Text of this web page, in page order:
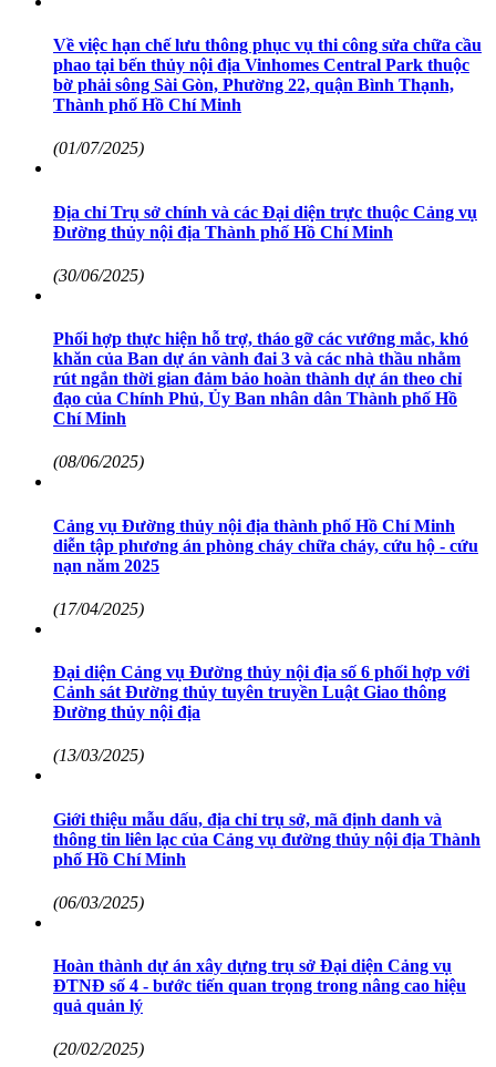
Về việc hạn chế lưu thông phục vụ thi công sửa chữa cầu
phao tại bến thủy nội địa Vinhomes Central Park thuộc
bờ phải sông Sài Gòn, Phường 22, quận Bình Thạnh,
Thành phố Hồ Chí Minh
(01/07/2025)
Địa chỉ Trụ sở chính và các Đại diện trực thuộc Cảng vụ
Đường thủy nội địa Thành phố Hồ Chí Minh
(30/06/2025)
Phối hợp thực hiện hỗ trợ, tháo gỡ các vướng mắc, khó
khăn của Ban dự án vành đai 3 và các nhà thầu nhằm
rút ngắn thời gian đảm bảo hoàn thành dự án theo chỉ
đạo của Chính Phủ, Ủy Ban nhân dân Thành phố Hồ
Chí Minh
(08/06/2025)
Cảng vụ Đường thủy nội địa thành phố Hồ Chí Minh
diễn tập phương án phòng cháy chữa cháy, cứu hộ - cứu
nạn năm 2025
(17/04/2025)
Đại diện Cảng vụ Đường thủy nội địa số 6 phối hợp với
Cảnh sát Đường thủy tuyên truyền Luật Giao thông
Đường thủy nội địa
(13/03/2025)
Giới thiệu mẫu dấu, địa chỉ trụ sở, mã định danh và
thông tin liên lạc của Cảng vụ đường thủy nội địa Thành
phố Hồ Chí Minh
(06/03/2025)
Hoàn thành dự án xây dựng trụ sở Đại diện Cảng vụ
ĐTNĐ số 4 - bước tiến quan trọng trong nâng cao hiệu
quả quản lý
(20/02/2025)